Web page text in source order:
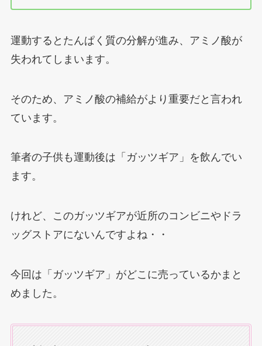
運動するとたんぱく質の分解が進み、アミノ酸が
失われてしまいます。
そのため、アミノ酸の補給がより重要だと言われ
ています。
筆者の子供も運動後は「ガッツギア」を飲んでい
ます。
けれど、このガッツギアが近所のコンビニやドラ
ッグストアにないんですよね・・
今回は「ガッツギア」がどこに売っているかまと
めました。